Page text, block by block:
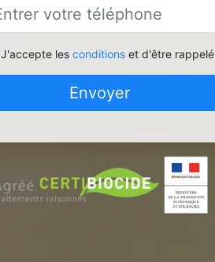
J'accepte les conditionset d'être rappelé
Envoyer